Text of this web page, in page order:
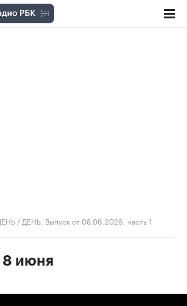
/ ДЕНЬ. Выпуск от 08.06.2026, часть 1
8 июня